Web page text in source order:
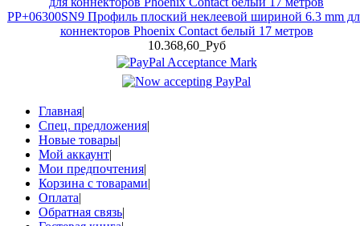
PP+06300SN9 Профиль плоский неклеевой шириной 6.3 mm
коннекторов Phoenix Contact белый 17 метров
10.368,60_Руб
Главная|
Спец. предложения|
Новые товары|
Мой аккаунт|
Мои предпочтения|
Корзина с товарами|
Оплата|
Обратная связь|